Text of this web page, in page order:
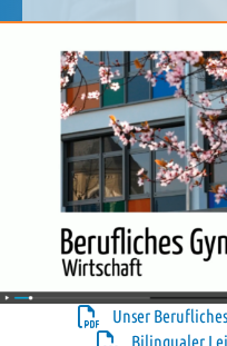
Unser